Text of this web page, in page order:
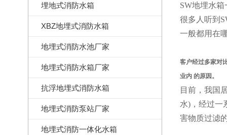
埋地式消防水箱
XBZ地埋式消防水箱
地埋式消防水池厂家
地埋式消防水箱厂家
抗浮地埋式消防水箱
地埋式消防泵站厂家
地埋式消防一体化水箱
SW地埋水
很多人听到
一般都用在
客户经过多家对
业内 的原因。
目前，我国
水)，经过一
害物质过滤